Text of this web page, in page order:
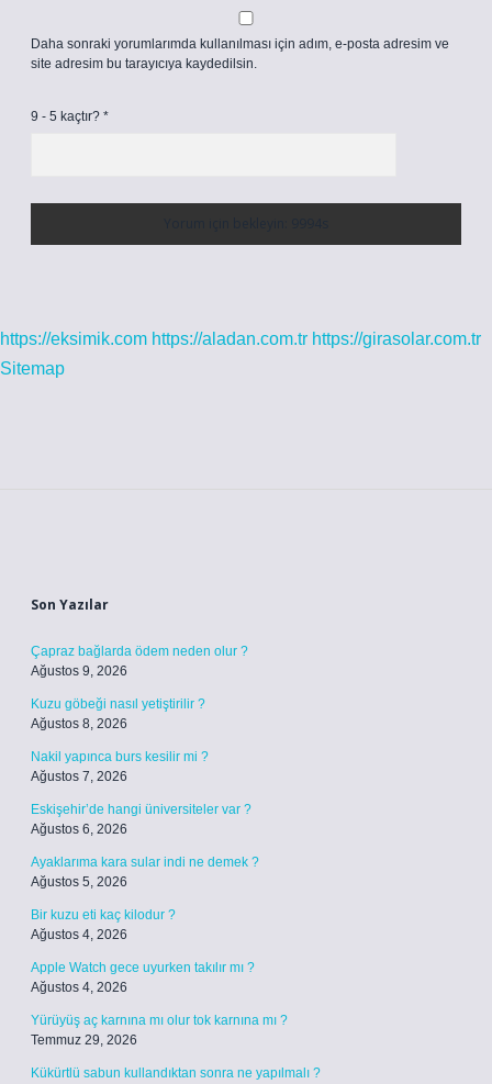
Daha sonraki yorumlarımda kullanılması için adım, e-posta adresim ve
site adresim bu tarayıcıya kaydedilsin.
9 - 5 kaçtır? *
https://eksimik.com https://aladan.com.tr https://girasolar.com.tr
Sitemap
Son Yazılar
Çapraz bağlarda ödem neden olur ?
Ağustos 9, 2026
Kuzu göbeği nasıl yetiştirilir ?
Ağustos 8, 2026
Nakil yapınca burs kesilir mi ?
Ağustos 7, 2026
Eskişehir’de hangi üniversiteler var ?
Ağustos 6, 2026
Ayaklarıma kara sular indi ne demek ?
Ağustos 5, 2026
Bir kuzu eti kaç kilodur ?
Ağustos 4, 2026
Apple Watch gece uyurken takılır mı ?
Ağustos 4, 2026
Yürüyüş aç karnına mı olur tok karnına mı ?
Temmuz 29, 2026
Kükürtlü sabun kullandıktan sonra ne yapılmalı ?